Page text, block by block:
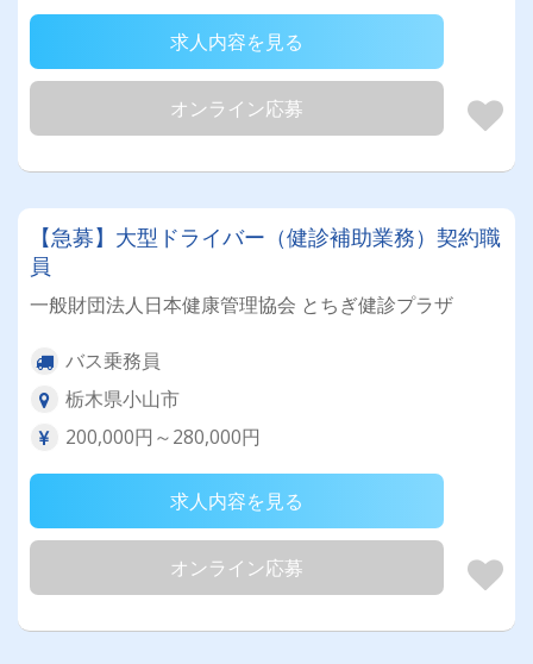
求人内容を見る
オンライン応募
【急募】大型ドライバー（健診補助業務）契約職
員
一般財団法人日本健康管理協会 とちぎ健診プラザ
バス乗務員
栃木県小山市
200,000円～280,000円
求人内容を見る
オンライン応募